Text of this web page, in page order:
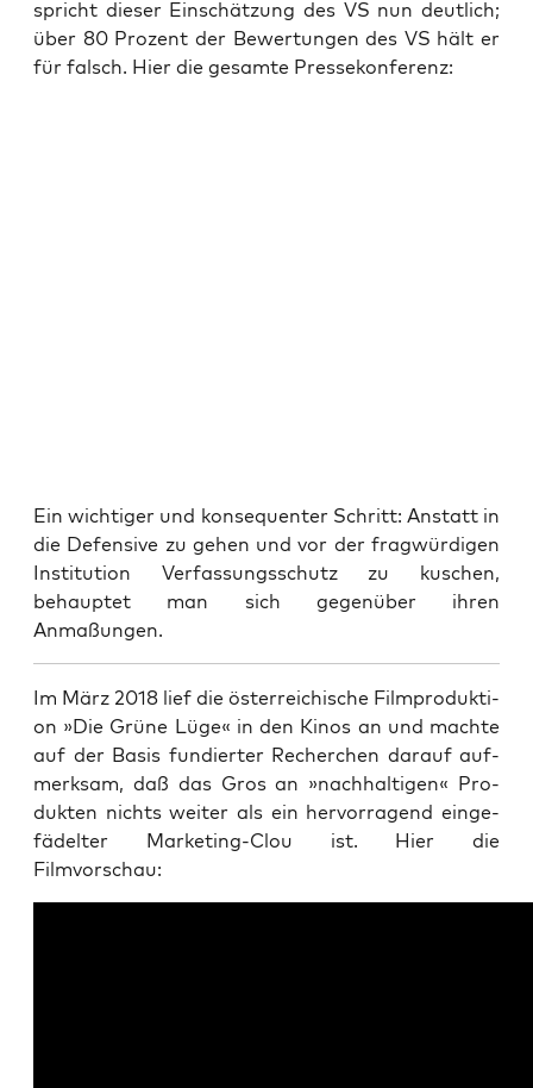
spricht die­ser Ein­schät­zung des VS nun deut­lich;
über 80 Pro­zent der Bewer­tun­gen des VS hält er
für falsch. Hier die gesam­te Pressekonferenz:
Ein wich­ti­ger und kon­se­quen­ter Schritt: Anstatt in
die Defen­si­ve zu gehen und vor der frag­wür­di­gen
Insti­tu­ti­on Ver­fas­sungs­schutz zu kuschen,
behaup­tet man sich gegen­über ihren
Anmaßungen.
Im März 2018 lief die öster­rei­chi­sche Film­pro­duk­ti­
on »Die Grü­ne Lüge« in den Kinos an und mach­te
auf der Basis fun­dier­ter Recher­chen dar­auf auf­
merk­sam, daß das Gros an »nach­hal­ti­gen« Pro­
duk­ten nichts wei­ter als ein her­vor­ra­gend ein­ge­
fä­del­ter Mar­ke­ting-Clou ist. Hier die
Filmvorschau: